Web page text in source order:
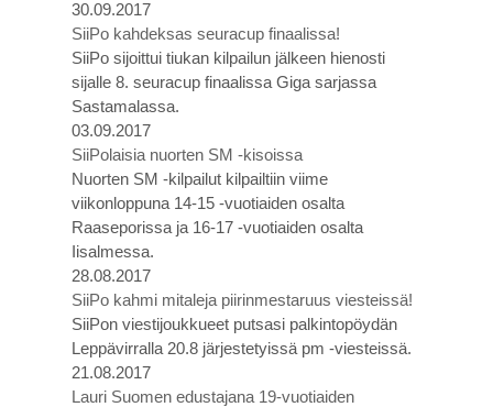
30.09.2017
SiiPo kahdeksas seuracup finaalissa!
SiiPo sijoittui tiukan kilpailun jälkeen hienosti
sijalle 8. seuracup finaalissa Giga sarjassa
Sastamalassa.
03.09.2017
SiiPolaisia nuorten SM -kisoissa
Nuorten SM -kilpailut kilpailtiin viime
viikonloppuna 14-15 -vuotiaiden osalta
Raaseporissa ja 16-17 -vuotiaiden osalta
Iisalmessa.
28.08.2017
SiiPo kahmi mitaleja piirinmestaruus viesteissä!
SiiPon viestijoukkueet putsasi palkintopöydän
Leppävirralla 20.8 järjestetyissä pm -viesteissä.
21.08.2017
Lauri Suomen edustajana 19-vuotiaiden